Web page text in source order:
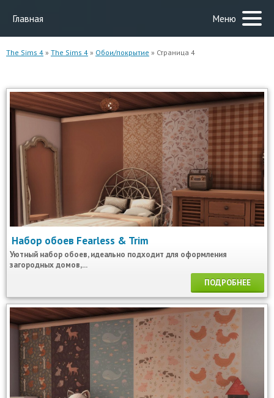
Главная Меню
The Sims 4 » The Sims 4 » Обои/покрытие » Страница 4
Набор обоев Fearless & Trim
Уютный набор обоев, идеально подходит для оформления
загородных домов,...
ПОДРОБНЕЕ